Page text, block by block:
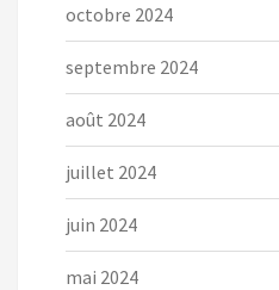
octobre 2024
septembre 2024
août 2024
juillet 2024
juin 2024
mai 2024